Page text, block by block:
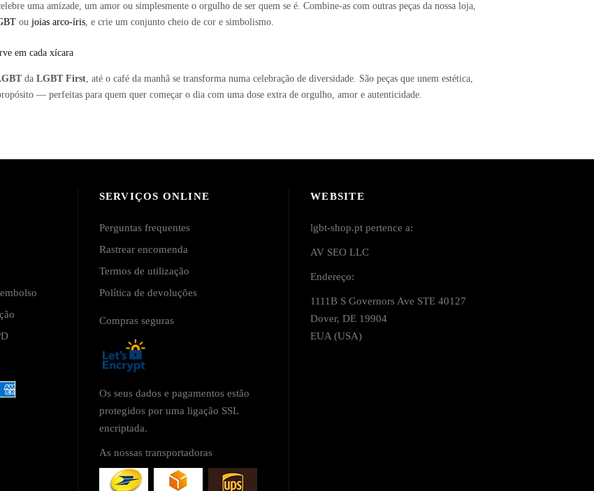
uma amizade, um amor ou simplesmente o orgulho de ser quem se é. Combine-as com outras peças da nossa loja,
oujoias arco-íris, e crie um conjunto cheio de cor e simbolismo.
em cada xícara
daLGBT First, até o café da manhã se transforma numa celebração de diversidade. São peças que unem estética,
— perfeitas para quem quer começar o dia com uma dose extra de orgulho, amor e autenticidade.
SERVIÇOS ONLINE
Perguntas frequentes
Rastrear encomenda
Termos de utilização
Política de devoluções
Compras seguras
Os seus dados e pagamentos estão
protegidos por uma ligação SSL
encriptada.
As nossas transportadoras
WEBSITE
lgbt-shop.pt pertence a:
AV SEO LLC
Endereço:
1111B S Governors Ave STE 40127
Dover, DE 19904
EUA (USA)